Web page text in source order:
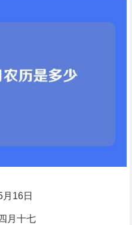
月16日
月十七